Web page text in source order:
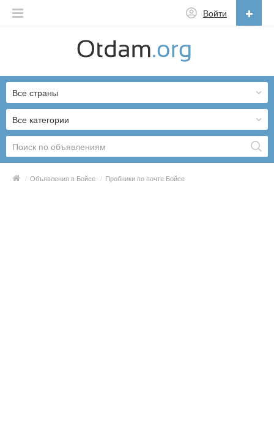
Войти
English
Русский
Українська
Все категории
Все страны
/ Объявления в Бойсе / Пробники по почте Бойсе